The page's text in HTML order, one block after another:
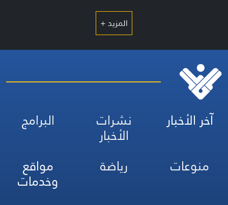
المزيد +
آخر الأخبار نشرات
الأخبار
البرامج
منوعات
رياضة مواقع
وخدمات